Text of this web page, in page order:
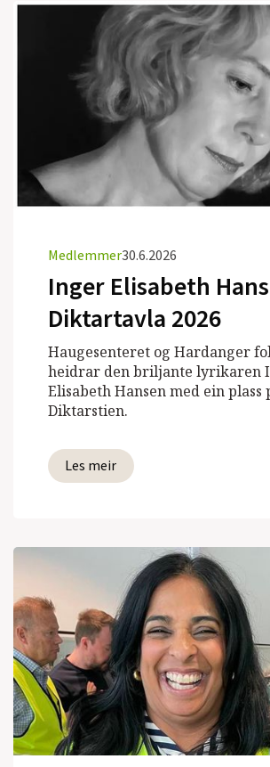
Medlemmer30.6.2026
Inger Elisabeth
Diktartavla 2026
Haugesenteret og Hardanger
heidrar den briljante lyrikaren
Elisabeth Hansen med ein plass
Diktarstien.
Les meir